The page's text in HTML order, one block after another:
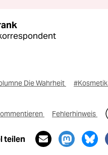
Die Wahrheit #Kosmetik
Fehlerhinweis
teilen